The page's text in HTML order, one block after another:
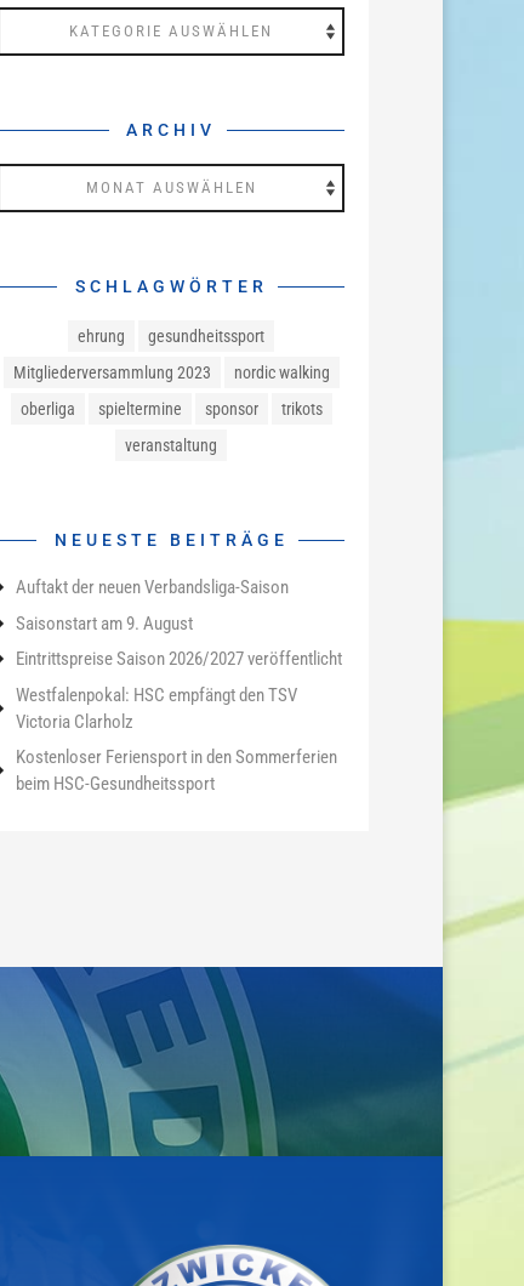
ARCHIV
SCHLAGWÖRTER
ehrung
gesundheitssport
Mitgliederversammlung 2023
nordic walking
oberliga
spieltermine sponsor
trikots
veranstaltung
NEUESTE BEITRÄGE
Auftakt der neuen Verbandsliga-Saison
Saisonstart am 9. August
Eintrittspreise Saison 2026/2027 veröffentlicht
Westfalenpokal: HSC empfängt den TSV
Victoria Clarholz
Kostenloser Feriensport in den Sommerferien
beim HSC-Gesundheitssport